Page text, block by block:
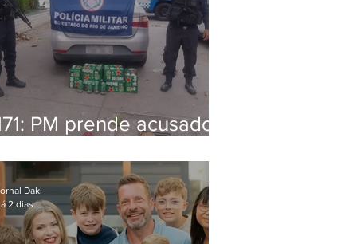
PM prende acusado
de Niterói
Daki
2 dias